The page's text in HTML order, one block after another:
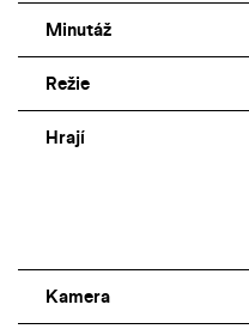
kaskadérskými výkony i
Dodnes si udržuje
stránka vyprávění,
zabarvení obrazu,
titulního hrdiny v
zazářili Miloš Kopecký
Hogofogo, Olga
a Květa Fialová v roli
Minutáž
Režie
Hrají
Kamera